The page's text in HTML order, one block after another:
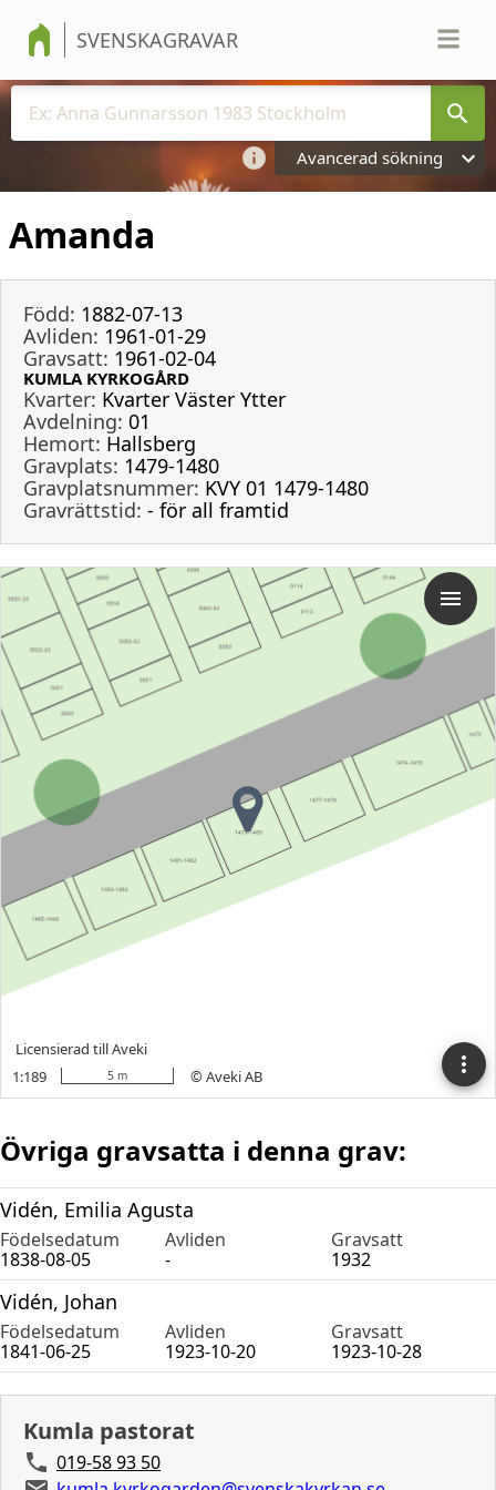
SVENSKAGRAVAR
Avancerad sökning
Amanda
Född: 1882-07-13
Avliden: 1961-01-29
Gravsatt: 1961-02-04
KUMLA KYRKOGÅRD
Kvarter: Kvarter Väster Ytter
Avdelning: 01
Hemort: Hallsberg
Gravplats: 1479-1480
Gravplatsnummer: KVY 01 1479-1480
Gravrättstid: - för all framtid
Övriga gravsatta i denna grav:
Vidén, Emilia Agusta
Födelsedatum Avliden
Gravsatt
1838-08-05
- 1932
Vidén, Johan
Födelsedatum Avliden
Gravsatt
1841-06-25
1923-10-20 1923-10-28
Kumla pastorat
019-58 93 50